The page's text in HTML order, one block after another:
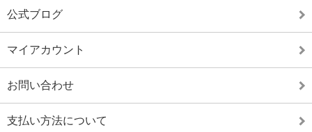
公式ブログ
マイアカウント
お問い合わせ
支払い方法について